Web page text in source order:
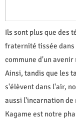
Ils sont plus que des
fraternité tissée
commune d'un avenir
Ainsi, tandis que les
s'élèvent dans l'air,
aussi l'incarnation
Kagame est notre